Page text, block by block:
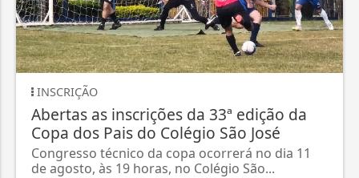
INSCRIÇÃO
Abertas as inscrições da 33ª edição da
Copa dos Pais do Colégio São José
Congresso técnico da copa ocorrerá no dia 11
de agosto, às 19 horas, no Colégio São...